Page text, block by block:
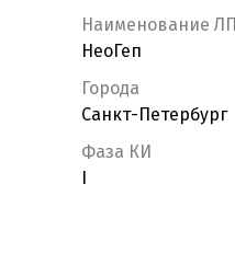
Наименование ЛП
НеоГеп
Города
Санкт-Петербург
Фаза КИ